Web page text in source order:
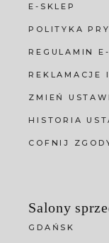
E-SKLEP
POLITYKA
REGULAMIN
REKLAMACJE
ZMIEŃ
HISTORIA
COFNIJ
Salony
GDAŃSK